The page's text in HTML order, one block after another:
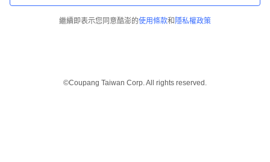
繼續即表示您同意酷澎的使用條款和 隱私權政策
©Coupang Taiwan Corp. All rights reserved.